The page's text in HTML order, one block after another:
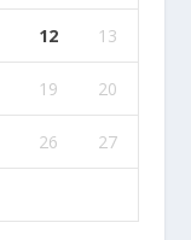
12 13
19 20
26 27